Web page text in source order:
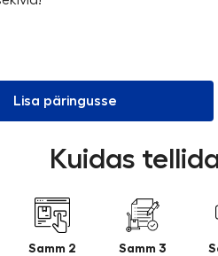
Lisa päringusse
Kuidas
Samm 2 Samm 3